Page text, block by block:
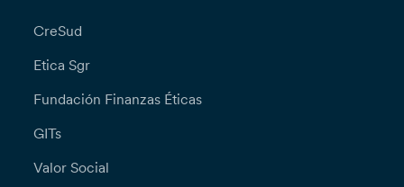
CreSud
Etica Sgr
Fundación Finanzas Éticas
GITs
Valor Social